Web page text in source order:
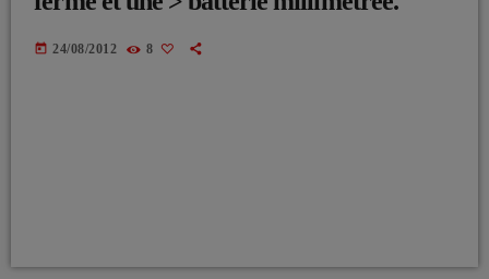
today 24/08/2012 8